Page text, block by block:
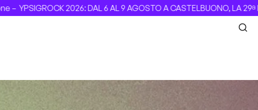
2026: DAL 6 AL 9 AGOSTO A CASTELBUONO, LA 29ª